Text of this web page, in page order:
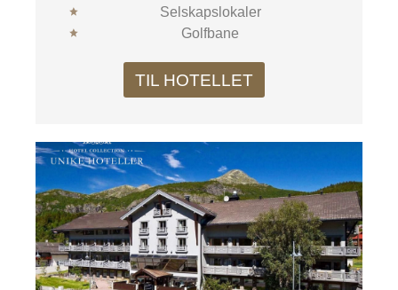
Selskapslokaler
Golfbane
TIL HOTELLET